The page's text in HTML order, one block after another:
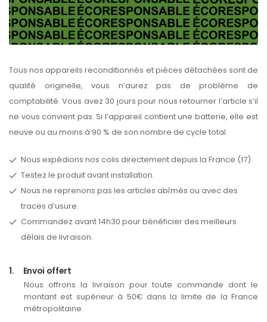
Tous nos appareils reconditionnés et pièces détachées sont de
qualité originelle, vous n’aurez pas de problème de
comptabilité. Vous avez 30 jours pour nous retourner l’article s’il
ne vous convient pas. Si l’appareil contient une batterie, elle est
neuve ou au moins à 90 % de son nombre de cycle total.
Nous expédions nos colis directement depuis la France (17).
Testez le produit avant installation.
Nous ne reprenons pas les articles abîmés ou avec des
traces d’usure.
Commandez avant 14h30 pour bénéficier des meilleurs
délais de livraison.
1. Envoi offert
Nous offrons la livraison pour toute commande dont le
montant est supérieur à 50€ dans la limite de la France
métropolitaine.